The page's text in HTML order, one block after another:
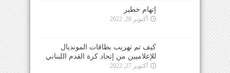
إتهام خطير
أكتوبر 28, 2022
كيف تم تهريب بطاقات المونديال
للإعلاميين من إتحاد كرة القدم اللبناني
أكتوبر 27, 2022